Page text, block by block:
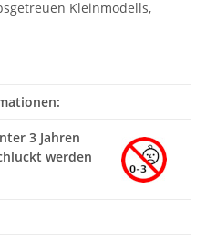
Kleinmodells,
3 Jahren
werden